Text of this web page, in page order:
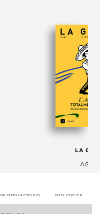
LA
PRIVACIDAD POLITICAS